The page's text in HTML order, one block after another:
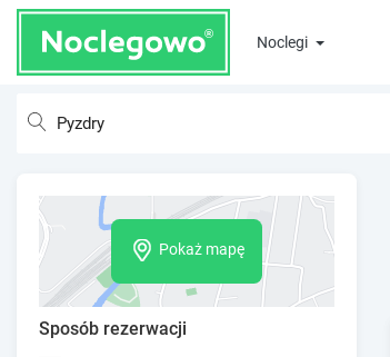
Noclegi
Pokaż mapę
Sposób rezerwacji